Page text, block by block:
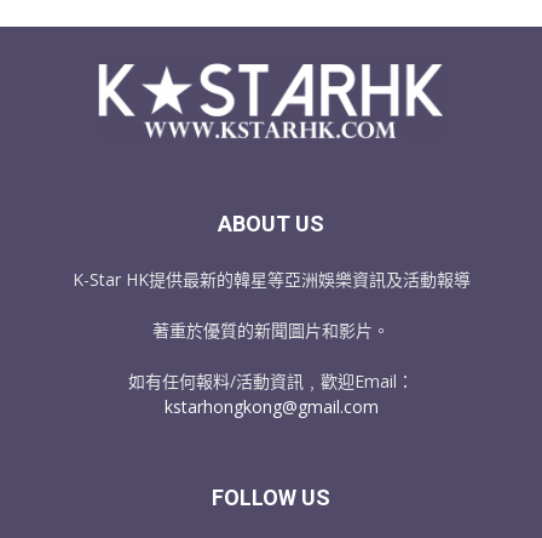
ABOUT US
K-Star HK提供最新的韓星等亞洲娛樂資訊及活動報導
著重於優質的新聞圖片和影片。
如有任何報料/活動資訊﹐歡迎Email：
kstarhongkong@gmail.com
FOLLOW US